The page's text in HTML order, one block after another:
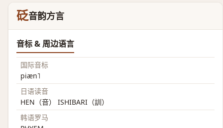
砭音韵方言
音标 & 周边语言
国际音标
piæn˥
日语读音
HEN（音） ISHIBARI（訓）
韩语罗马